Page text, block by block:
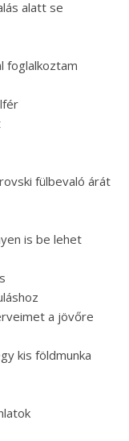
alatt se
foglalkoztam
fülbevaló árát
is be lehet
a jövőre
kis földmunka